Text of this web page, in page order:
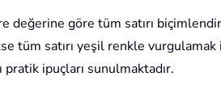
göre tüm satırı
satırı yeşil renkle vurgulamak
pratik ipuçları sunulmaktadır.